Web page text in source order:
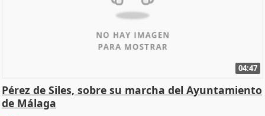
04:47
Pérez de Siles, sobre su marcha del Ayuntamiento
de Málaga